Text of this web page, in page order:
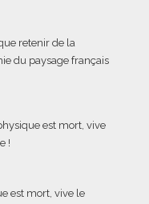
retenir de la
du paysage français
est mort, vive
!
est mort, vive le